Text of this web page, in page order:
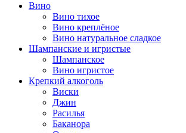
Вино
Вино тихое
Вино креплёное
Вино натуральное сладкое
Шампанские и игристые
Шампанское
Вино игристое
Крепкий алкоголь
Виски
Джин
Расилья
Баканора